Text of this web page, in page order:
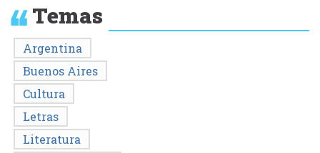
Temas
Argentina
Buenos Aires
Cultura
Letras
Literatura